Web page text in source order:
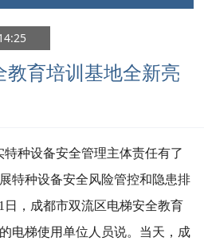
教育培训基地全新亮
种设备安全管理主体责任有了
特种设备安全风险管控和隐患排
日，成都市双流区电梯安全教育
电梯使用单位人员说。当天，成